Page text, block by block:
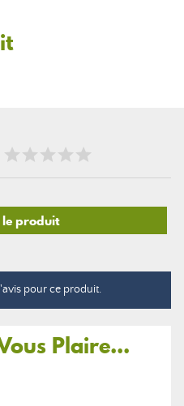
produit
pour ce produit.
Plaire...